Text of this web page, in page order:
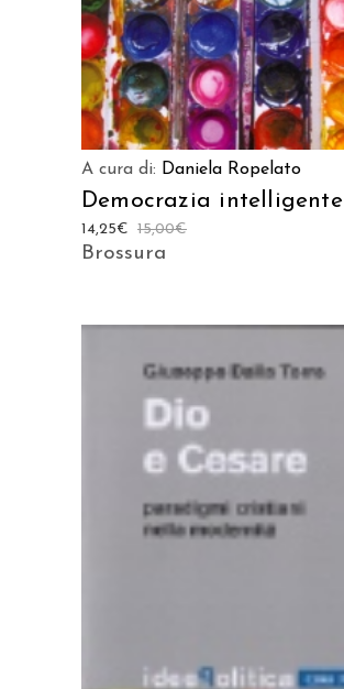
A cura di: Daniela Ropelato
Democrazia intelligente
15,00€
14,25€
Brossura